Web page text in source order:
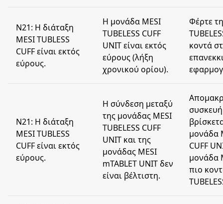
N21: Η διάταξη
MESI TUBLESS
CUFF είναι εκτός
εύρους.
H μονάδα MESI
TUBELESS CUFF
UNIT είναι εκτός
εύρους (λήξη
χρονικού ορίου).
Φέρτε
κοντά
N21: Η διάταξη
MESI TUBLESS
CUFF είναι εκτός
εύρους.
Η σύνδεση μεταξύ
της μονάδας MESI
TUBELESS CUFF
UNIT και της
μονάδας MESI
mTABLET UNIT δεν
είναι βέλτιστη.
μονάδα
CUFF
μονάδα
πιο